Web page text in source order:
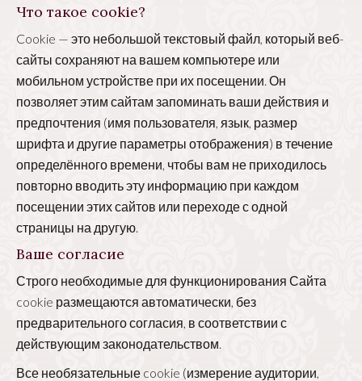
Что такое cookie?
Cookie — это небольшой текстовый файл, который веб-
сайты сохраняют на вашем компьютере или
мобильном устройстве при их посещении. Он
позволяет этим сайтам запоминать ваши действия и
предпочтения (имя пользователя, язык, размер
шрифта и другие параметры отображения) в течение
определённого времени, чтобы вам не приходилось
повторно вводить эту информацию при каждом
посещении этих сайтов или переходе с одной
страницы на другую.
Ваше согласие
Строго необходимые для функционирования Сайта
cookie размещаются автоматически, без
предварительного согласия, в соответствии с
действующим законодательством.
Все необязательные cookie (измерение аудитории,